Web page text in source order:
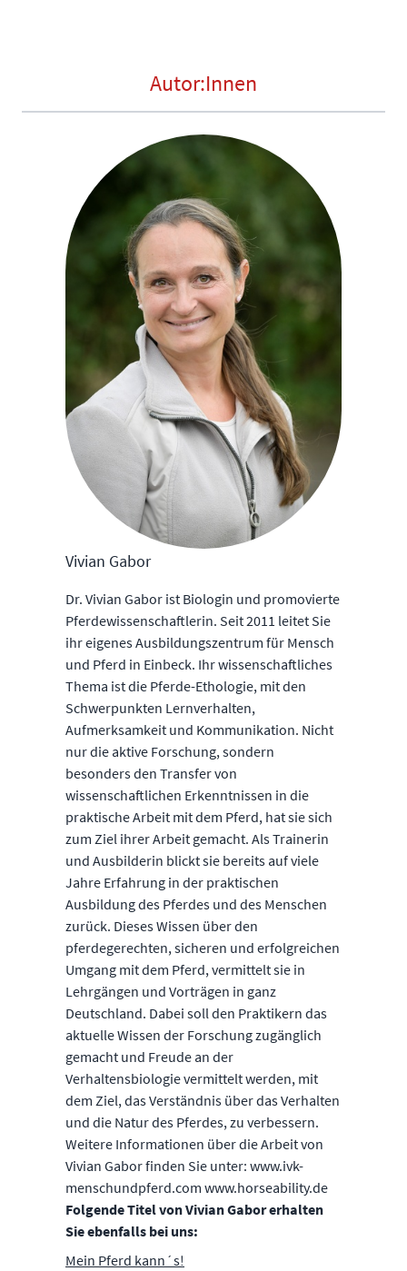
Autor:Innen
Vivian Gabor
Dr. Vivian Gabor ist Biologin und promovierte
Pferdewissenschaftlerin. Seit 2011 leitet Sie
ihr eigenes Ausbildungszentrum für Mensch
und Pferd in Einbeck. Ihr wissenschaftliches
Thema ist die Pferde-Ethologie, mit den
Schwerpunkten Lernverhalten,
Aufmerksamkeit und Kommunikation. Nicht
nur die aktive Forschung, sondern
besonders den Transfer von
wissenschaftlichen Erkenntnissen in die
praktische Arbeit mit dem Pferd, hat sie sich
zum Ziel ihrer Arbeit gemacht. Als Trainerin
und Ausbilderin blickt sie bereits auf viele
Jahre Erfahrung in der praktischen
Ausbildung des Pferdes und des Menschen
zurück. Dieses Wissen über den
pferdegerechten, sicheren und erfolgreichen
Umgang mit dem Pferd, vermittelt sie in
Lehrgängen und Vorträgen in ganz
Deutschland. Dabei soll den Praktikern das
aktuelle Wissen der Forschung zugänglich
gemacht und Freude an der
Verhaltensbiologie vermittelt werden, mit
dem Ziel, das Verständnis über das Verhalten
und die Natur des Pferdes, zu verbessern.
Weitere Informationen über die Arbeit von
Vivian Gabor finden Sie unter: www.ivk-
menschundpferd.com www.horseability.de
Folgende Titel von Vivian Gabor erhalten
Sie ebenfalls bei uns:
Mein Pferd kann´s!